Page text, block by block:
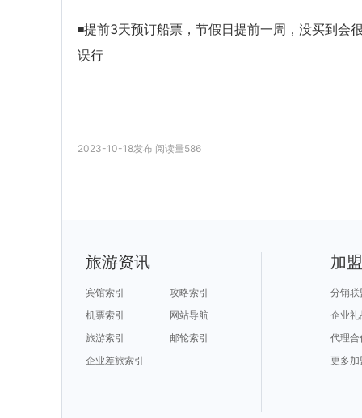
◾提前3天预订船票，节假日提前一周，没买到会
误行
2023-10-18发布 阅读量586
旅游资讯
宾馆索引
攻略索引
机票索引
网站导航
旅游索引
邮轮索引
企业差旅索引
加
分销联
企业礼
代理合
更多加